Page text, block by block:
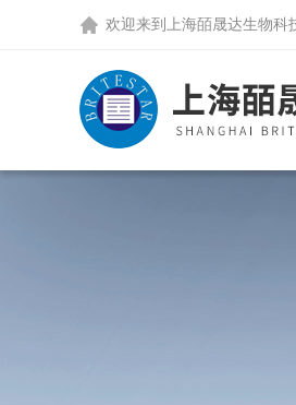
欢迎来到 上海皕晟达生物科